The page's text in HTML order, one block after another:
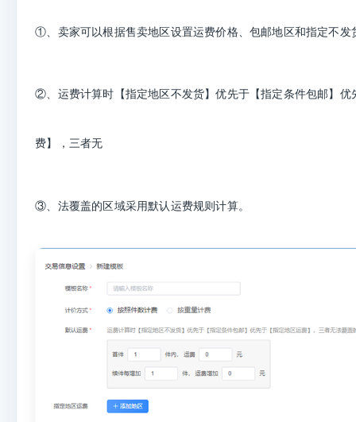
①、卖家可以根据售卖地区设置运费价格、包邮地区和指定不发
②、运费计算时【指定地区不发货】优先于【指定条件包邮】优
费】，三者无
③、法覆盖的区域采用默认运费规则计算。